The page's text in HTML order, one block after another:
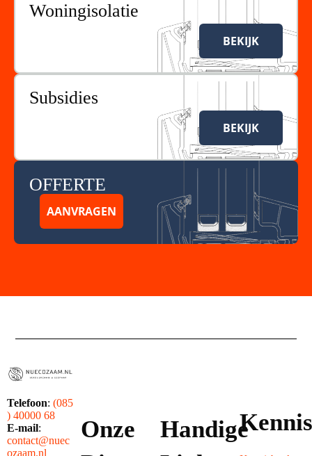
Woningisolatie
BEKIJK
Subsidies
BEKIJK
OFFERTE
AANVRAGEN
Telefoon: (085
) 40000 68
E-mail:
contact@nuec
ozaam.nl
Onze
Handige